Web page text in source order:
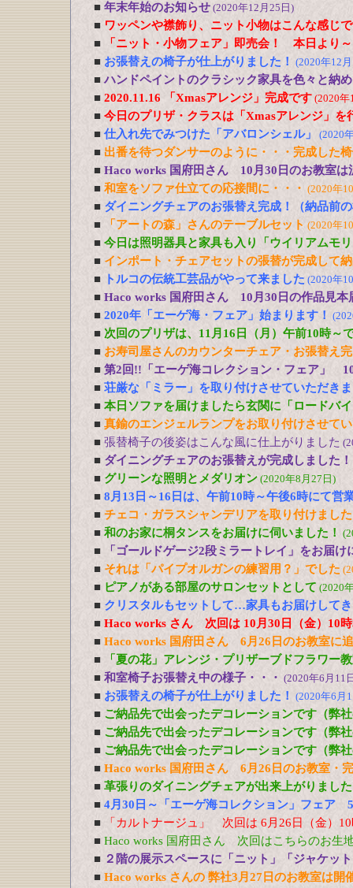
■ 年末年始のお知らせ (2020年12月25日)
■ ワッペンや襟飾り、ニット小物はこんな感じ
■
「ニット・小物フェア」即売会！ 本日より～
■ お張替えの椅子が仕上がりました！ (2020年12
■ ハンドペイントのクラシック家具を色々と納
■ 2020.11.16 「Xmasアレンジ」完成です (2020年
■ 今日のプリザ・クラスは「Xmasアレンジ」を
■ 仕入れ先でみつけた「アバロンシェル」 (2020
■ 出番を待つダンサーのように・・・完成した
■ Haco works 国府田さん 10月30日のお教室は
■ 和室をソファ仕立ての応接間に・・・ (2020年
■ ダイニングチェアのお張替え完成！（納品前
■
「アートの森」さんのテーブルセット (2020年
■ 今日は照明器具と家具も入り「ウイリアムモ
■ インポート・チェアセットの張替が完成して
■
トルコの伝統工芸品がやって来ました (2020年
■ Haco works 国府田さん 10月30日の作品見本
■ 2020年「エーゲ海・フェア」始まります！
■ 次回のプリザは、11月16日（月）午前10時～
■ お寿司屋さんのカウンターチェア・お張替え
■ 第2回!!「エーゲ海コレクション・フェア」
■ 荘厳な「ミラー」を取り付けさせていただき
■ 本日ソファを届けましたら玄関に「ロードバ
■ 真鍮のエンジェルランプをお取り付けさせて
■ 張替椅子の後姿はこんな風に仕上がりました
■ ダイニングチェアのお張替えが完成しました！
■ グリーンな照明とメダリオン (2020年8月27日)
■ 8月13日～16日は、午前10時～午後6時にて営
■ チェコ・ガラスシャンデリアを取り付けまし
■ 和のお家に桐タンスをお届けに伺いました！
■
「ゴールドゲージ2段ミラートレイ」をお届
■ それは「パイプオルガンの練習用？」でした
■ ピアノがある部屋のサロンセットとして (2020
■ クリスタルもセットして…家具もお届けして
■ Haco works さん 次回は 10月30日（金）10
■ Haco works 国府田さん 6月26日のお教室に
■
「夏の花」アレンジ・プリザーブドフラワー
■ 和室椅子お張替え中の様子・・・ (2020年6月11
■ お張替えの椅子が仕上がりました！ (2020年6月
■ ご納品先で出会ったデコレーションです（弊
■ ご納品先で出会ったデコレーションです（弊
■ ご納品先で出会ったデコレーションです（弊
■ Haco works 国府田さん 6月26日のお教室・
■ 革張りのダイニングチェアが出来上がりまし
■ 4月30日～「エーゲ海コレクション」フェア
■
「カルトナージュ」 次回は 6月26日（金）
■ Haco works 国府田さん 次回はこちらのお生
■ ２階の展示スペースに「ニット」「ジャケッ
■ Haco works さんの 弊社3月27日のお教室は開